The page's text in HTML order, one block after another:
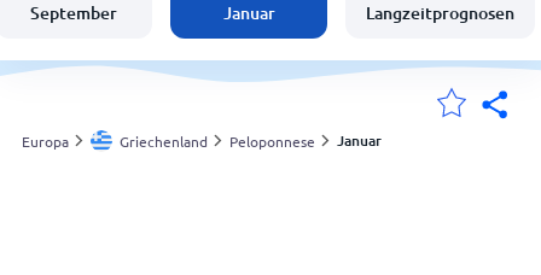
Schweiz
Deutschland
September Januar Langzeitprognosen
Europa Griechenland Peloponnese Januar